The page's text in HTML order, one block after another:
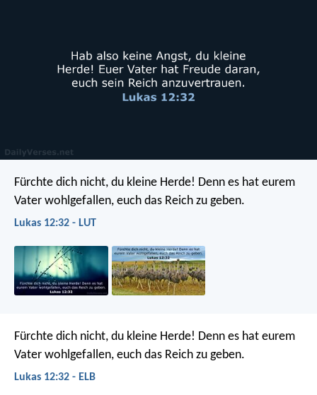
Fürchte dich nicht, du kleine Herde! Denn es hat eurem
Vater wohlgefallen, euch das Reich zu geben.
Lukas 12:32 - LUT
Fürchte dich nicht, du kleine Herde! Denn es hat eurem
Vater wohlgefallen, euch das Reich zu geben.
Lukas 12:32 - ELB